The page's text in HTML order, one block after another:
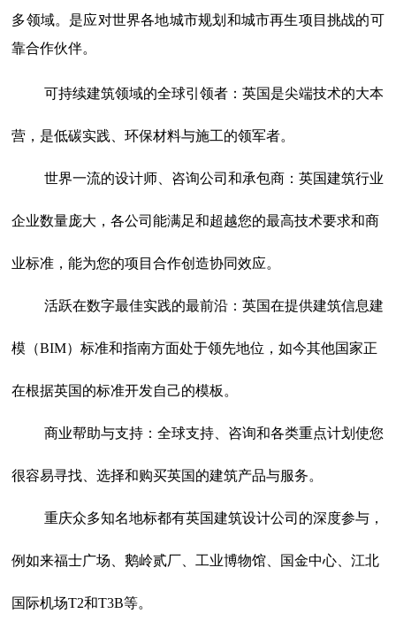
多领域。是应对世界各地城市规划和城市再生项目挑战的可
靠合作伙伴。
可持续建筑领域的全球引领者：英国是尖端技术的大本
营，是低碳实践、环保材料与施工的领军者。
世界一流的设计师、咨询公司和承包商：英国建筑行业
企业数量庞大，各公司能满足和超越您的最高技术要求和商
业标准，能为您的项目合作创造协同效应。
活跃在数字最佳实践的最前沿：英国在提供建筑信息建
模（BIM）标准和指南方面处于领先地位，如今其他国家正
在根据英国的标准开发自己的模板。
商业帮助与支持：全球支持、咨询和各类重点计划使您
很容易寻找、选择和购买英国的建筑产品与服务。
重庆众多知名地标都有英国建筑设计公司的深度参与，
例如来福士广场、鹅岭贰厂、工业博物馆、国金中心、江北
国际机场T2和T3B等。